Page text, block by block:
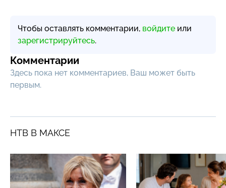
Чтобы оставлять комментарии, войдите или
зарегистрируйтесь.
Комментарии
Здесь пока нет комментариев, Ваш может быть
первым.
НТВ В МАКСЕ